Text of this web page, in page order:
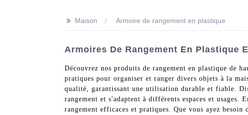
>> Maison Armoire de rangement en plastique
Armoires De Rangement En Plastique
Découvrez nos produits de rangement en plastique de
pratiques pour organiser et ranger divers objets à la
qualité, garantissant une utilisation durable et fiable.
rangement et s'adaptent à différents espaces et
rangement efficaces et pratiques. Que vous ayez